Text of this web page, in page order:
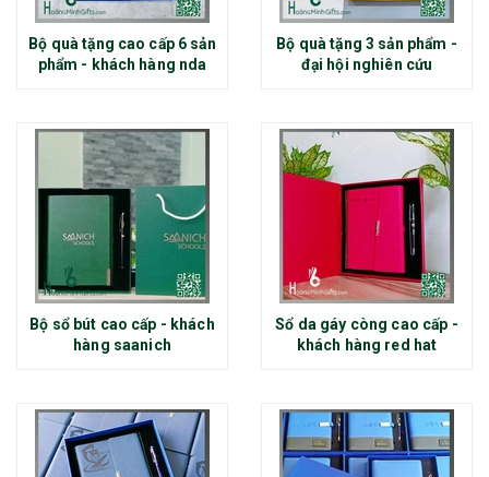
Bộ quà tặng cao cấp 6 sản
phẩm - khách hàng nda
Bộ quà tặng 3 sản phẩm -
đại hội nghiên cứu
Bộ sổ bút cao cấp - khách
hàng saanich
Sổ da gáy còng cao cấp -
khách hàng red hat